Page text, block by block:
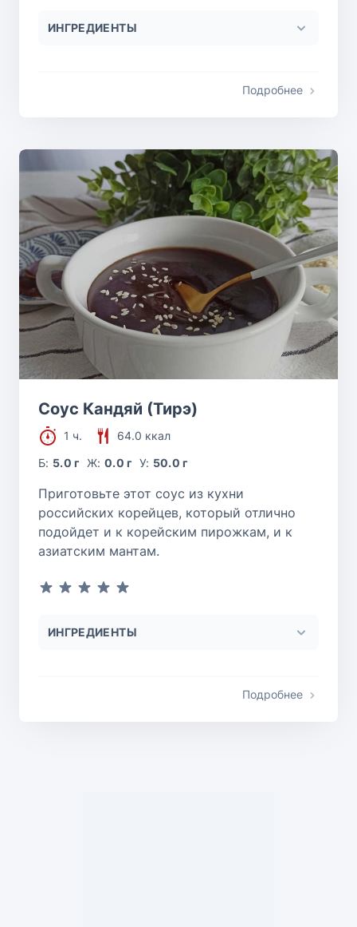
ИНГРЕДИЕНТЫ
Подробнее
Соус Кандяй (Тирэ)
1 ч.
64.0 ккал
Б: 5.0 г Ж: 0.0 г У: 50.0 г
Приготовьте этот соус из кухни
российских корейцев, который отлично
подойдет и к корейским пирожкам, и к
азиатским мантам.
ИНГРЕДИЕНТЫ
Подробнее